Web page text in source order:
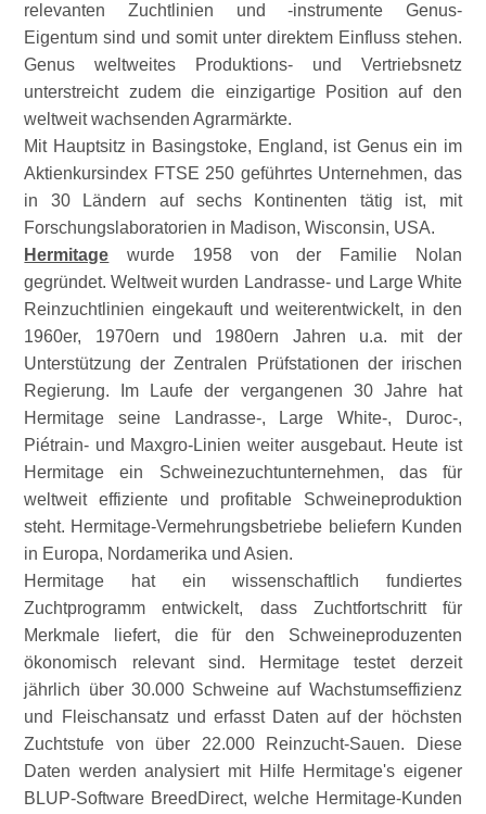
relevanten Zuchtlinien und -instrumente Genus-
Eigentum sind und somit unter direktem Einfluss stehen.
Genus weltweites Produktions- und Vertriebsnetz
unterstreicht zudem die einzigartige Position auf den
weltweit wachsenden Agrarmärkte.
Mit Hauptsitz in Basingstoke, England, ist Genus ein im
Aktienkursindex FTSE 250 geführtes Unternehmen, das
in 30 Ländern auf sechs Kontinenten tätig ist, mit
Forschungslaboratorien in Madison, Wisconsin, USA.
Hermitage wurde 1958 von der Familie Nolan
gegründet. Weltweit wurden Landrasse- und Large White
Reinzuchtlinien eingekauft und weiterentwickelt, in den
1960er, 1970ern und 1980ern Jahren u.a. mit der
Unterstützung der Zentralen Prüfstationen der irischen
Regierung. Im Laufe der vergangenen 30 Jahre hat
Hermitage seine Landrasse-, Large White-, Duroc-,
Piétrain- und Maxgro-Linien weiter ausgebaut. Heute ist
Hermitage ein Schweinezuchtunternehmen, das für
weltweit effiziente und profitable Schweineproduktion
steht. Hermitage-Vermehrungsbetriebe beliefern Kunden
in Europa, Nordamerika und Asien.
Hermitage hat ein wissenschaftlich fundiertes
Zuchtprogramm entwickelt, dass Zuchtfortschritt für
Merkmale liefert, die für den Schweineproduzenten
ökonomisch relevant sind. Hermitage testet derzeit
jährlich über 30.000 Schweine auf Wachstumseffizienz
und Fleischansatz und erfasst Daten auf der höchsten
Zuchtstufe von über 22.000 Reinzucht-Sauen. Diese
Daten werden analysiert mit Hilfe Hermitage's eigener
BLUP-Software BreedDirect, welche Hermitage-Kunden